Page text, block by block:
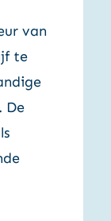
van
te
De